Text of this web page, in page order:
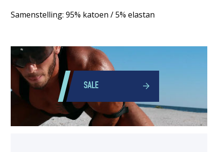
Samenstelling: 95% katoen / 5% elastan
SALE